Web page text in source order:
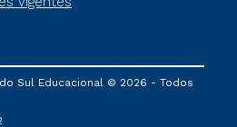
Sul Educacional © 2026 - Todos